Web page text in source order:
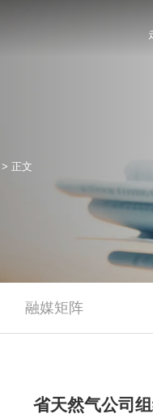
> 正文
融媒矩阵
省天然气公司